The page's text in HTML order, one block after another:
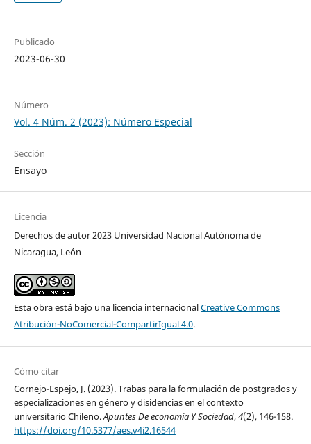
Publicado
2023-06-30
Número
Vol. 4 Núm. 2 (2023): Número Especial
Sección
Ensayo
Licencia
Derechos de autor 2023 Universidad Nacional Autónoma de
Nicaragua, León
Esta obra está bajo una licencia internacionalCreative Commons
Atribución-NoComercial-CompartirIgual 4.0.
Cómo citar
Cornejo-Espejo, J. (2023). Trabas para la formulación de postgrados y
especializaciones en género y disidencias en el contexto
universitario Chileno.Apuntes De economía Y Sociedad,4(2), 146-158.
https://doi.org/10.5377/aes.v4i2.16544